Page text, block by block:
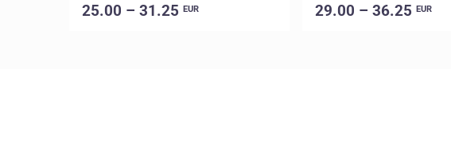
25.00 – 31.25EUR 29.00 – 36.25 EUR